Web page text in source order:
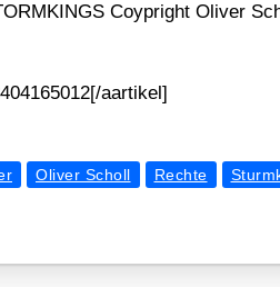
Coyp­right Oli­ver
aartikel]
Oliver Scholl Rechte